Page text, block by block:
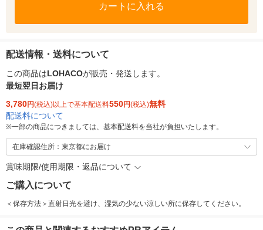
カートに入れる
配送情報・送料について
この商品はLOHACOが販売・発送します。
最短翌日お届け
3,780円(税込)以上で基本配送料550円(税込)無料
配送料について
※一部の商品につきましては、基本配送料を当社が負担いたします。
在庫確認住所：東京都にお届け
賞味期限/使用期限・返品について
ご購入について
＜保存方法＞直射日光を避け、湿気の少ない涼しい所に保存してください。